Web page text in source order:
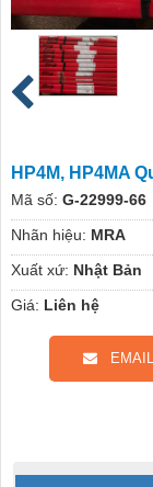
HP4M, HP4MA
Mã số: G-22999-66
Nhãn hiệu: MRA
Xuất xứ: Nhật Bản
Giá: Liên hệ
EMAIL